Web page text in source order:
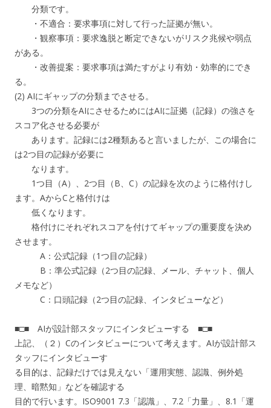
分類です。
・不適合：要求事項に対して行った証拠が無い。
・観察事項：要求逸脱と断定できないがリスク兆候や弱点
がある。
・改善提案：要求事項は満たすがより有効・効率的にでき
る。
(2) AIにギャップの分類までさせる。
3つの分類をAIにさせるためにはAIに証拠（記録）の強さを
スコア化させる必要が
あります。記録には2種類あると言いましたが、この場合に
は2つ目の記録が必要に
なります。
1つ目（A）、2つ目（B、C）の記録を次のように格付けし
ます。AからCと格付けは
低くなります。
格付けにそれぞれスコアを付けてギャップの重要度を決め
させます。
A：公式記録（1つ目の記録）
B：準公式記録（2つ目の記録、メール、チャット、個人
メモなど）
C：口頭記録（2つ目の記録、インタビューなど）
■□■ AIが設計部スタッフにインタビューする ■□■
上記、（２）Cのインタビューについて考えます。AIが設計部ス
タッフにインタビューす
る目的は、記録だけでは見えない「運用実態、認識、例外処
理、暗黙知」などを確認する
目的で行います。ISO9001 7.3「認識」、7.2「力量」、8.1「運